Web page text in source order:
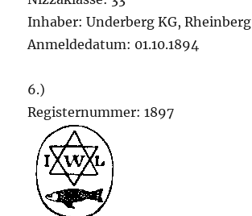
Inhaber: Underberg KG, Rheinberg
Anmeldedatum: 01.10.1894
6.)
Registernummer: 1897